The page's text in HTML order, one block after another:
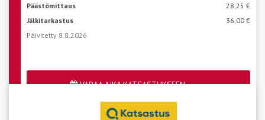
Päästömittaus
28,25 €
Jälkitarkastus
36,00 €
Päivitetty 8.8.2026
VARAA AIKA KATSASTUKSEEN
Katso aseman vapaat ajat